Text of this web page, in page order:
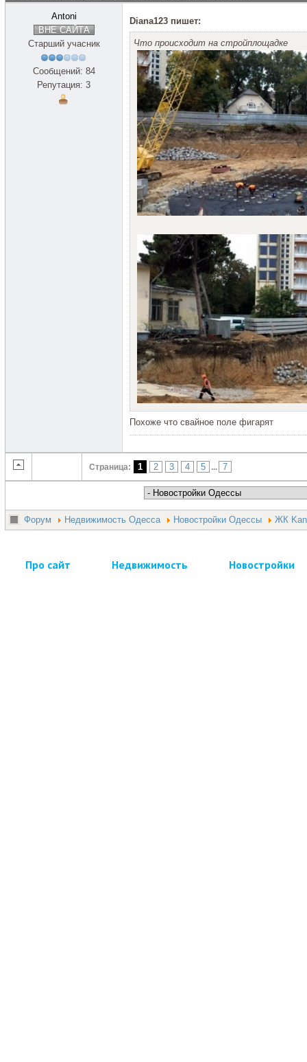
Antoni
ВНЕ САЙТА
Старший учасник
Сообщений: 84
Репутация: 3
Diana123 пишет:
Что происходит на стройплощадке
Похоже что свайное поле фигарят
Страница: 1 2 3 4 5 ... 7
Форум Недвижимость Одесса Новостройки Одессы ЖК
Про сайт Недвижимость Новостройки